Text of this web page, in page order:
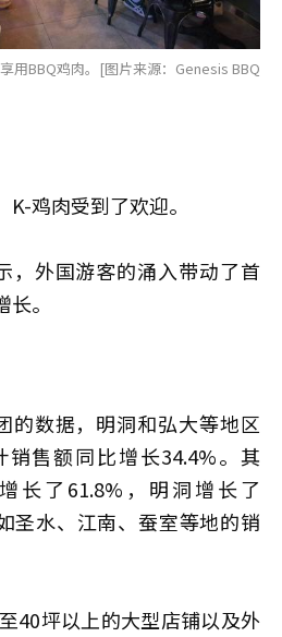
用BBQ鸡肉。[图片来源：Genesis BBQ
鸡肉受到了欢迎。
，外国游客的涌入带动了首
。
的数据，明洞和弘大等地区
售额同比增长34.4%。其
长了61.8%，明洞增长了
圣水、江南、蚕室等地的销
40坪以上的大型店铺以及外